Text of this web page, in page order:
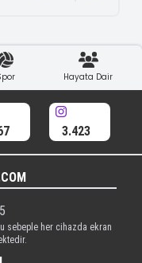
Hayata Dair
3.423
sebeple her cihazda ekran